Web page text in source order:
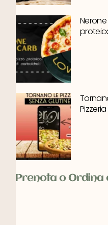
Prenota o Ordina